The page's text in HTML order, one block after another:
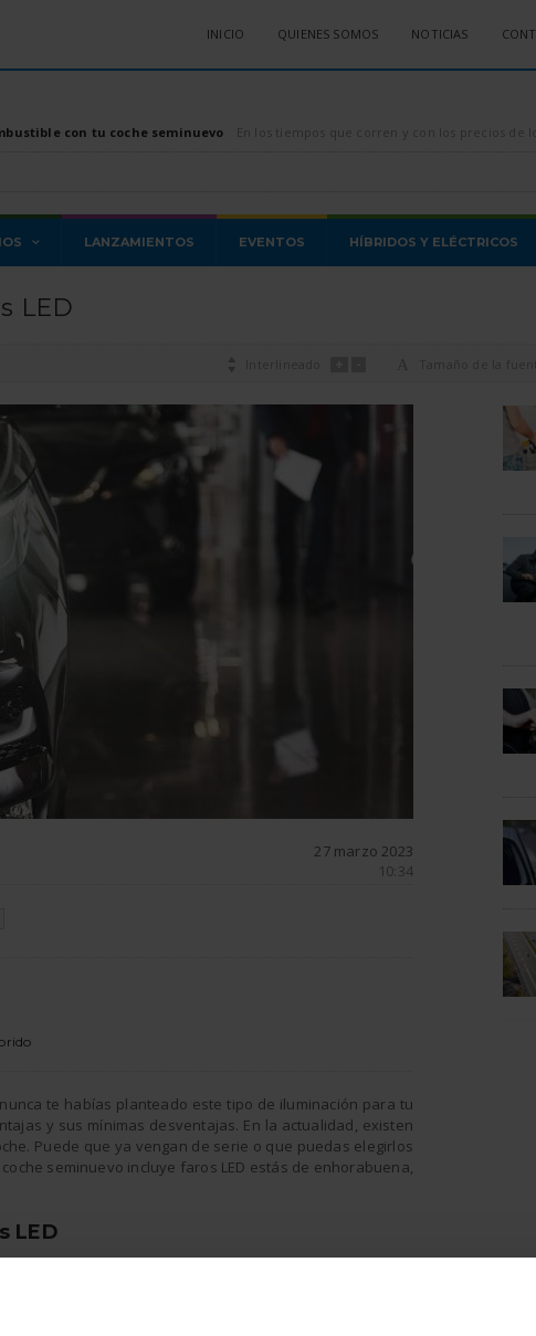
INICIO QUIENES SOMOS NOTICIAS
con tu coche seminuevo En los tiempos que corren y con los precios de los combustibles, tanto diésel como gasolina, disparados
LANZAMIENTOS EVENTOS HÍBRIDOS Y ELÉCTRICOS
LED
27 marzo 2023
10:34
te habías planteado este tipo de iluminación para tu
y sus mínimas desventajas. En la actualidad, existen
Puede que ya vengan de serie o que puedas elegirlos
seminuevo incluye faros LED estás de enhorabuena,
LED
el